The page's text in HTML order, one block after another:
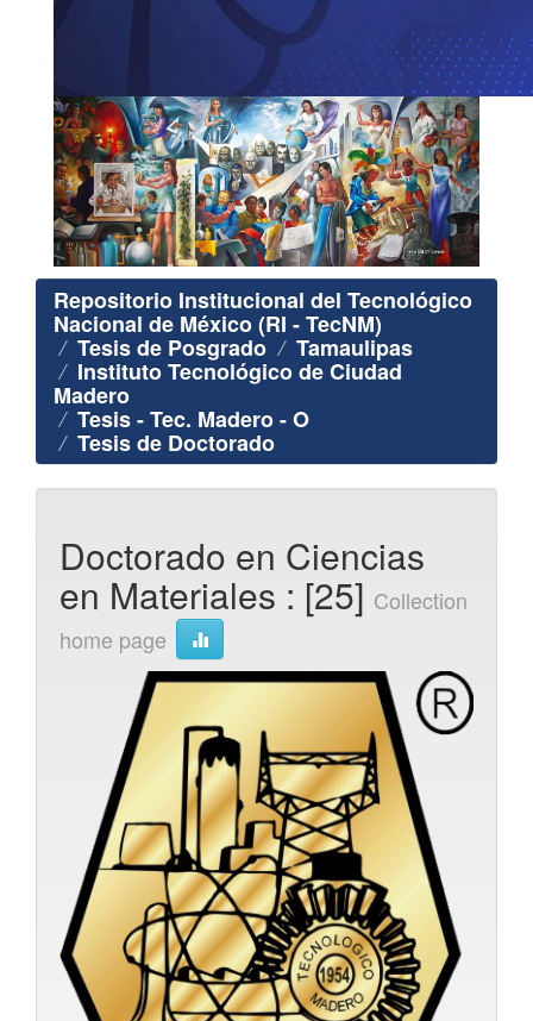
Repositorio Institucional del Tecnológico
Nacional de México (RI - TecNM)
Tesis de Posgrado Tamaulipas
Instituto Tecnológico de Ciudad
Madero
Tesis - Tec. Madero - O
Tesis de Doctorado
Doctorado en Ciencias
en Materiales : [25] Collection
home page